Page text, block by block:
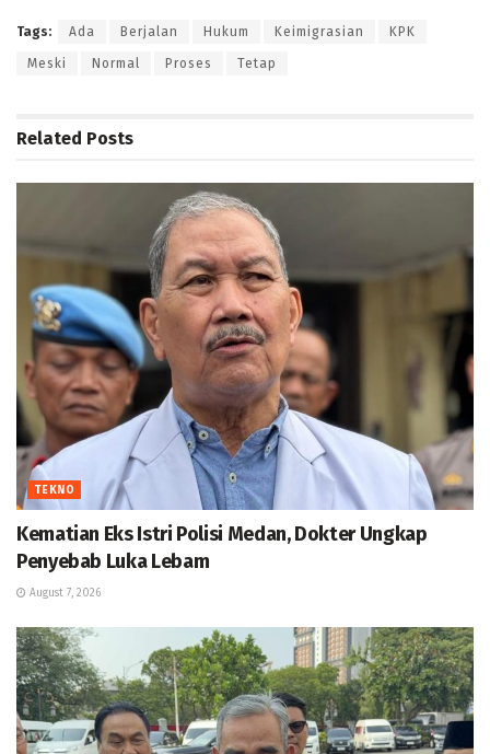
Tags: Ada Berjalan Hukum Keimigrasian KPK
Meski Normal Proses Tetap
Related Posts
TEKNO
Kematian Eks Istri Polisi Medan, Dokter Ungkap
Penyebab Luka Lebam
August 7, 2026